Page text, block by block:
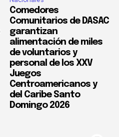
Comedores
Comunitarios de DASAC
garantizan
alimentación de miles
de voluntarios y
personal de los XXV
Juegos
Centroamericanos y
del Caribe Santo
Domingo 2026